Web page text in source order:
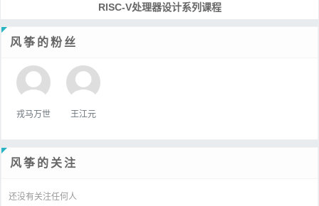
RISC-V处理器设计系列课程
风筝的粉丝
戎马万世 王江元
风筝的关注
还没有关注任何人